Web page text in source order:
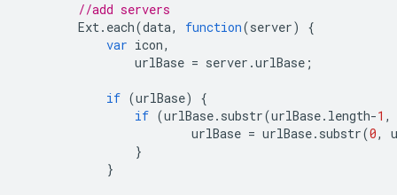
//add servers
Ext. each(data, function(server)
{
var icon,
urlBase = server .urlBase ;
if (urlBase)
{
if (urlBase. substr(urlBase. length-1 ,
urlBase = urlBase. substr(0,
}
}